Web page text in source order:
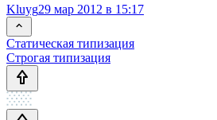
Kluyg29 мар 2012 в 15:17
Статическая типизация
Строгая типизация